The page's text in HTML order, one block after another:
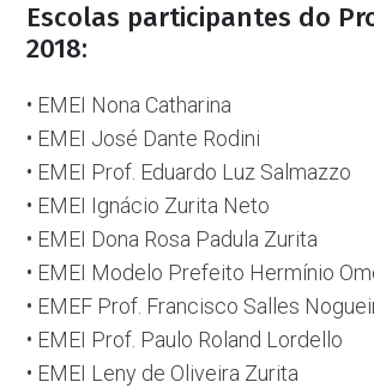
Escolas participantes do
2018:
• EMEI Nona Catharina
• EMEI José Dante Rodini
• EMEI Prof. Eduardo Luz Salmazzo
• EMEI Ignácio Zurita Neto
• EMEI Dona Rosa Padula Zurita
• EMEI Modelo Prefeito Hermínio
• EMEF Prof. Francisco Salles
• EMEI Prof. Paulo Roland Lordello
• EMEI Leny de Oliveira Zurita